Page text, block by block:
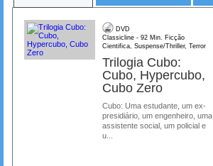
DVD
Classicline - 92 Min. Ficção
Cientifica, Suspense/Thriller, Terror
Trilogia Cubo:
Cubo, Hypercubo,
Cubo Zero
Cubo: Uma estudante, um ex-
presidiário, um engenheiro, uma
assistente social, um policial e
u...